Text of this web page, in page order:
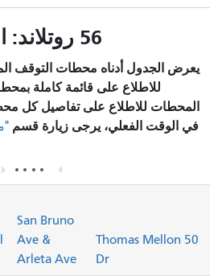
56 روتلاند: الجداول الزمنية
يعرض الجدول أدناه محطات التوقف
للاطلاع على قائمة كاملة
المحطات للاطلاع على تفاصيل كل
في الوقت الفعلي، يرجى زيارة قسم
50 Thomas Mellon
Dr
San Bruno
Ave &
Arleta Ave